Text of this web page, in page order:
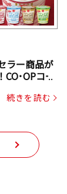
ラー商品が
CO･OPコー
続きを読む